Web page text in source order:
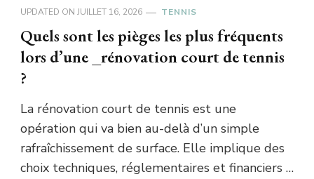
UPDATED ON JUILLET 16, 2026 TENNIS
Quels sont les pièges les plus fréquents
lors d’une _rénovation court de tennis
?
La rénovation court de tennis est une
opération qui va bien au-delà d’un simple
rafraîchissement de surface. Elle implique des
choix techniques, réglementaires et financiers …